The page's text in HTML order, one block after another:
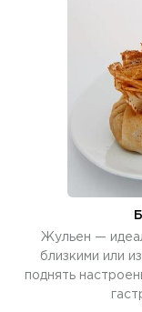
Жульен —
близкими или
поднять